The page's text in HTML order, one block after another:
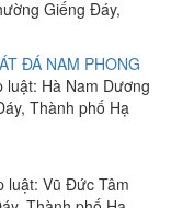
Giếng Đáy,
ĐÁ NAM PHONG
Hà Nam Dương
Thành phố Hạ
luật: Vũ Đức Tâm